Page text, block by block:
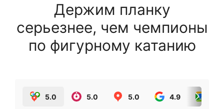
Держим планку
серьезнее, чем чемпионы
по фигурному катанию
5.0 5.0 5.0 4.9